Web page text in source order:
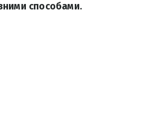
способами.